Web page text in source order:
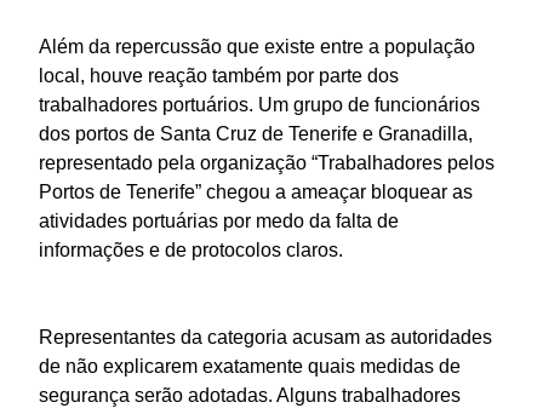
Além da repercussão que existe entre a população
local, houve reação também por parte dos
trabalhadores portuários. Um grupo de funcionários
dos portos de Santa Cruz de Tenerife e Granadilla,
representado pela organização “Trabalhadores pelos
Portos de Tenerife” chegou a ameaçar bloquear as
atividades portuárias por medo da falta de
informações e de protocolos claros.
Representantes da categoria acusam as autoridades
de não explicarem exatamente quais medidas de
segurança serão adotadas. Alguns trabalhadores